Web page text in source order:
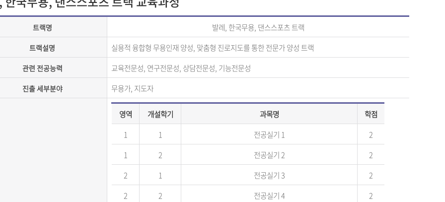
트랙명 발레, 한국무용, 댄스스포츠 트랙
트랙설명 실용적 융합형 무용인재 양성, 맞춤형 진로지도를 통한 전문가 양성 트랙
관련 전공능력 교육전문성, 연구전문성, 상담전문성, 기능전문성
진출 세부분야 무용가, 지도자
영역 개설학기 과목명
학점
1
1 전공실기 1
2
1
2 전공실기 2
2
2
1 전공실기 3
2
2
2 전공실기 4
2